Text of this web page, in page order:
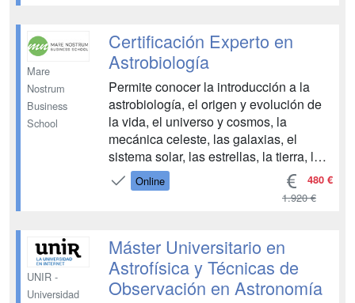
cosmología, la física y radiación, la
radio...
Mare
Nostrum
Business
School
Certificación Experto en
Astrobiología
Permite conocer la introducción a la
astrobiología, el origen y evolución de
la vida, el universo y cosmos, la
mecánica celeste, las galaxias, el
sistema solar, las estrellas, la tierra, la
búsqueda de vida en otros lugares, la
vida extraterreste, las técnicas en
unidad ...
Online 480 €
1.920 €
UNIR -
Universidad
Máster Universitario en
Astrofísica y Técnicas de
Observación en Astronomía